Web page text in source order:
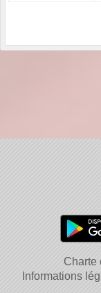
Charte
Informations